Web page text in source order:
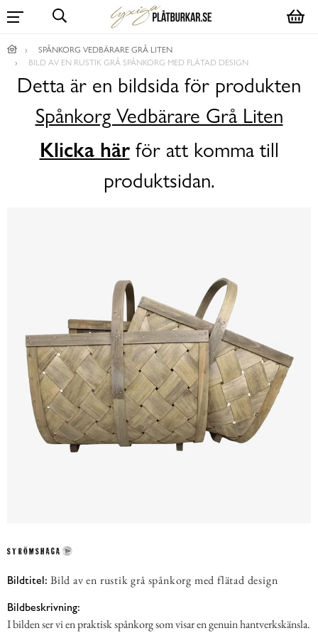
SPÅNKORG VEDBÄRARE GRÅ LITEN
BILD AV EN RUSTIK GRÅ SPÅNKORG MED FLÄTAD DESIGN
Detta är en bildsida för produkten
Spånkorg Vedbärare Grå Liten
Klicka härför att komma till
produktsidan.
Bildtitel: Bild av en rustik grå spånkorg med flätad design
Bildbeskrivning:
I bilden ser vi en praktisk spånkorg som visar en genuin hantverkskänsla.